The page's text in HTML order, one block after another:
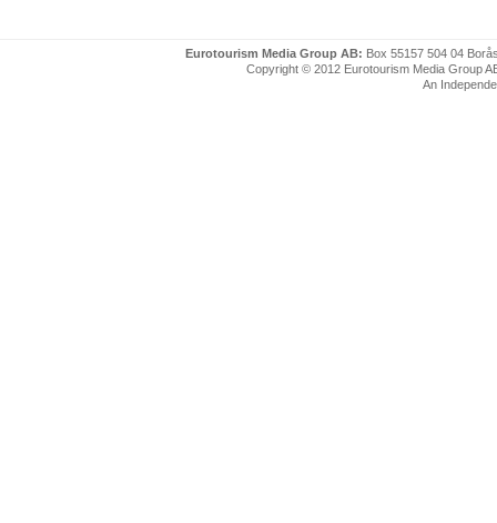
Eurotourism Media Group AB: Box 55157 504 04
Copyright © 2012 Eurotourism Media Group
An